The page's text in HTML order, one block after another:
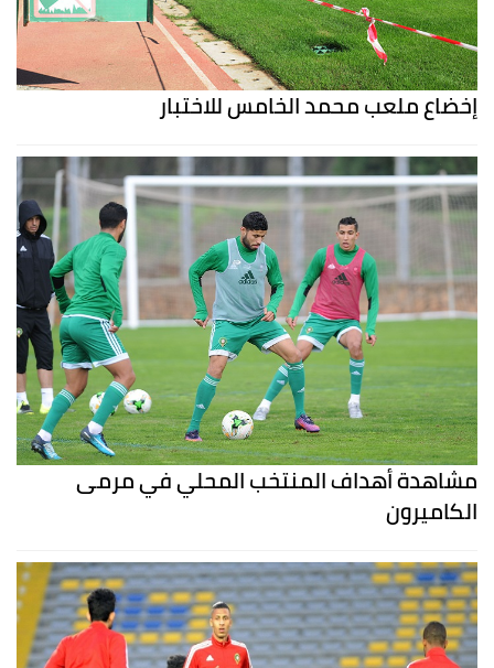
إخضاع ملعب محمد الخامس للاختبار
مشاهدة أهداف المنتخب المحلي في مرمى
الكاميرون